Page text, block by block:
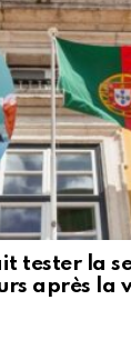
tester la
après la